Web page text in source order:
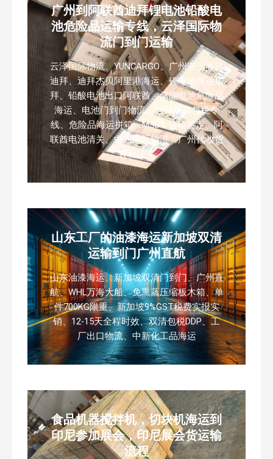
广州到阿联酋迪拜锂电池铅酸电
池危险品运输专线，云泽国际物
流门到门运输
云泽国际物流、YUNCARGO、广州南沙海运
迪拜、迪拜杰贝阿里港海运、锂电池海运迪
拜、铅酸电池出口阿联酋、储能电池危险品
海运、电池门到门物流、迪拜双清包税专
线、危险品海运拼箱、MSDS 运输鉴定、阿
联酋电池清关、中东国际物流、广州代收货
装柜报关
山东工厂的油漆海运新加坡双清
运输到门广州直航
山东油漆海运、新加坡双清门到门、广州直
航、WHL万海大船、免熏蒸压缩板木箱、单
件700KG限重、新加坡9%GST税费实报实
销、12-15天全程时效、双清包税DDP、工
厂出口物流、中新化工品海运
食品机器搅拌机，切块机海运到
印尼参加展会，印尼展会货运输
流程